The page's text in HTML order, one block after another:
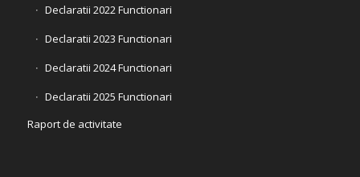
Declaratii 2022 Functionari
Declaratii 2023 Functionari
Declaratii 2024 Functionari
Declaratii 2025 Functionari
Raport de activitate